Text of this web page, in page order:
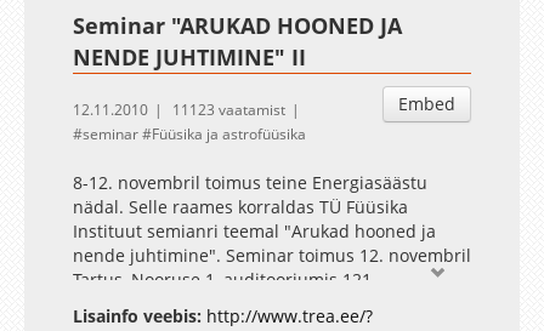
Seminar "ARUKAD HOONED JA
NENDE JUHTIMINE" II
Embed
12.11.2010
11123 vaatamist
seminar
Füüsika ja astrofüüsika
8-12. novembril toimus teine Energiasäästu
nädal. Selle raames korraldas TÜ Füüsika
Instituut semianri teemal "Arukad hooned ja
nende juhtimine". Seminar toimus 12. novembril
Tartus, Nooruse 1, auditooriumis 121
Lisainfo veebis: http://www.trea.ee/?